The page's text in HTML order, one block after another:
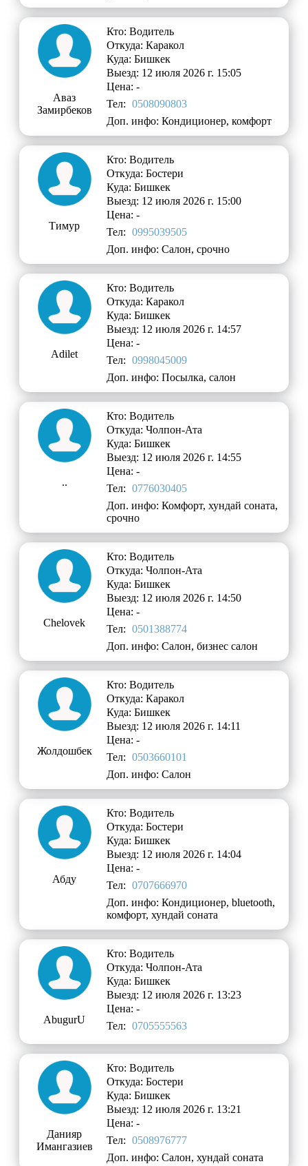
Аваз
Замирбеков
Кто: Водитель
Откуда: Каракол
Куда: Бишкек
Выезд: 12 июля 2026 г. 15:05
Цена: -
Тел: 0508090803
Доп. инфо: Кондиционер, комфорт
Тимур
Кто: Водитель
Откуда: Бостери
Куда: Бишкек
Выезд: 12 июля 2026 г. 15:00
Цена: -
Тел: 0995039505
Доп. инфо: Салон, срочно
Adilet
Кто: Водитель
Откуда: Каракол
Куда: Бишкек
Выезд: 12 июля 2026 г. 14:57
Цена: -
Тел: 0998045009
Доп. инфо: Посылка, салон
..
Кто: Водитель
Откуда: Чолпон-Ата
Куда: Бишкек
Выезд: 12 июля 2026 г. 14:55
Цена: -
Тел: 0776030405
Доп. инфо: Комфорт, хундай соната,
срочно
Chelovek
Кто: Водитель
Откуда: Чолпон-Ата
Куда: Бишкек
Выезд: 12 июля 2026 г. 14:50
Цена: -
Тел: 0501388774
Доп. инфо: Салон, бизнес салон
Жолдошбек
Кто: Водитель
Откуда: Каракол
Куда: Бишкек
Выезд: 12 июля 2026 г. 14:11
Цена: -
Тел: 0503660101
Доп. инфо: Салон
Абду
Кто: Водитель
Откуда: Бостери
Куда: Бишкек
Выезд: 12 июля 2026 г. 14:04
Цена: -
Тел: 0707666970
Доп. инфо: Кондиционер, bluetooth,
комфорт, хундай соната
AbugurU
Кто: Водитель
Откуда: Чолпон-Ата
Куда: Бишкек
Выезд: 12 июля 2026 г. 13:23
Цена: -
Тел: 0705555563
Данияр
Имангазиев
Кто: Водитель
Откуда: Бостери
Куда: Бишкек
Выезд: 12 июля 2026 г. 13:21
Цена: -
Тел: 0508976777
Доп. инфо: Салон, хундай соната